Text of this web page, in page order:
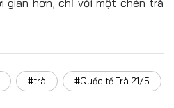
gian hơn, chỉ với một chén trà
#trà #Quốc tế Trà 21/5